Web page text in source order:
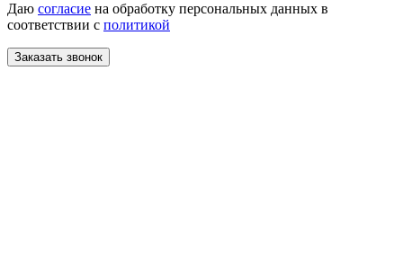
Даю согласие на обработку персональных данных в
соответствии с политикой
Заказать звонок